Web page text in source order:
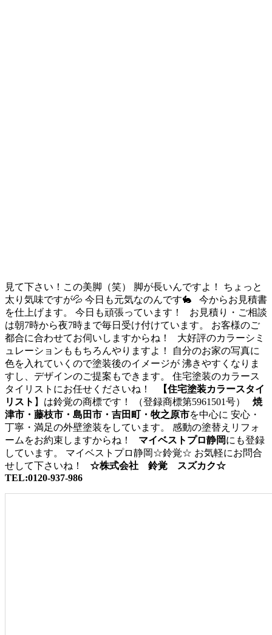
見て下さい！この美脚（笑） 脚が長いんですよ！ ちょっと
太り気味ですが💦 今日も元気なのんです🐇 今からお見積書
を仕上げます。 今日も頑張っています！ お見積り・ご相談
は朝7時から夜7時まで毎日受け付けています。 お客様のご
都合に合わせてお伺いしますからね！ 大好評のカラーシミ
ュレーションももちろんやりますよ！ 自分のお家の写真に
色を入れていくので塗装後のイメージが 沸きやすくなりま
すし、デザインのご提案もできます。 住宅塗装のカラース
タイリストにお任せくださいね！
【住宅塗装カラースタイ
リスト 】は鈴覚の商標です！ （登録商標第5961501号） 焼
津市・藤枝市・島田市・吉田町・牧之原市を中心に 安心・
丁寧・満足の外壁塗装をしています。 感動の塗替えリフォ
ームをお約束しますからね！ マイベストプロ静岡にも登録
しています。 マイベストプロ静岡☆鈴覚☆ お気軽にお問合
せして下さいね！ ☆株式会社 鈴覚 スズカク☆
TEL:0120-937-986